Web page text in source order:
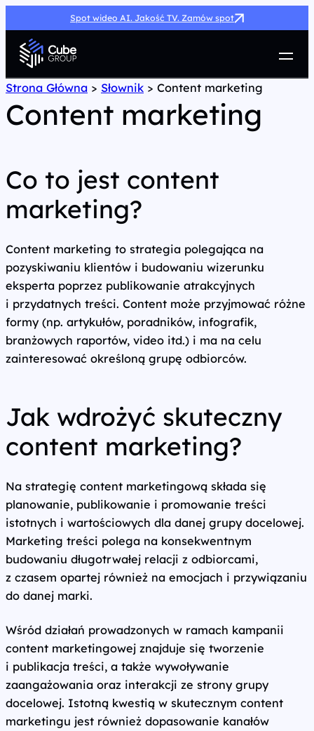
Spot wideo AI. Jakość TV. Zamów spot
Usługi
Jak możemy pomóc
Case Study
Kariera
Kontakt
Strona Główna > Słownik > Content marketing
Content marketing
Co to jest content
marketing?
Content marketing to strategia polegająca na
pozyskiwaniu klientów i budowaniu wizerunku
eksperta poprzez publikowanie atrakcyjnych
i przydatnych treści. Content może przyjmować różne
formy (np. artykułów, poradników, infografik,
branżowych raportów, video itd.) i ma na celu
zainteresować określoną grupę odbiorców.
Jak wdrożyć skuteczny
content marketing?
Na strategię content marketingową składa się
planowanie, publikowanie i promowanie treści
istotnych i wartościowych dla danej grupy docelowej.
Marketing treści polega na konsekwentnym
budowaniu długotrwałej relacji z odbiorcami,
z czasem opartej również na emocjach i przywiązaniu
do danej marki.
Wśród działań prowadzonych w ramach kampanii
content marketingowej znajduje się tworzenie
i publikacja treści, a także wywoływanie
zaangażowania oraz interakcji ze strony grupy
docelowej. Istotną kwestią w skutecznym content
marketingu jest również dopasowanie kanałów